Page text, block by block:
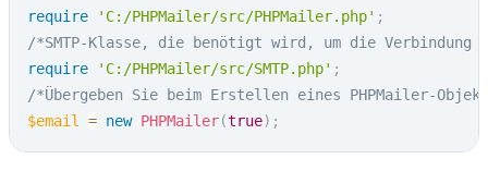
require
'C:/PHPMailer/src/PHPMailer.php' ;
/*SMTP-Klasse, die benötigt wird, um die Verbindung
require
'C:/PHPMailer/src/SMTP.php' ;
/*Übergeben Sie beim Erstellen eines PHPMailer-
$email
= new PHPMailer(true) ;